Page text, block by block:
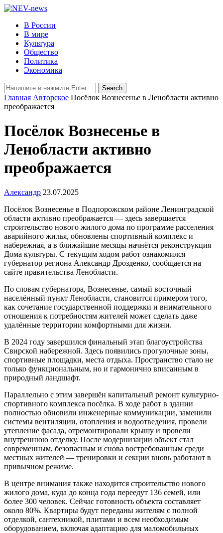
В России
В мире
Культура
Общество
Политика
Экономика
Главная Авторское Посёлок Вознесенье в Ленобласти активно
преображается
Посёлок Вознесенье в
Ленобласти активно
преображается
Александр 23.07.2025
Посёлок Вознесенье в Подпорожском районе Ленинградской
области активно преображается — здесь завершается
строительство нового жилого дома по программе расселения
аварийного жилья, обновлены спортивный комплекс и
набережная, а в ближайшие месяцы начнётся реконструкция
Дома культуры. С текущим ходом работ ознакомился
губернатор региона Александр Дрозденко, сообщается на
сайте правительства Ленобласти.
По словам губернатора, Вознесенье, самый восточный
населённый пункт Ленобласти, становится примером того,
как сочетание государственной поддержки и внимательного
отношения к потребностям жителей может сделать даже
удалённые территории комфортными для жизни.
В 2024 году завершился финальный этап благоустройства
Свирской набережной. Здесь появились прогулочные зоны,
спортивные площадки, места отдыха. Пространство стало не
только функциональным, но и гармонично вписанным в
природный ландшафт.
Параллельно с этим завершён капитальный ремонт культурно-
спортивного комплекса посёлка. В ходе работ в здании
полностью обновили инженерные коммуникации, заменили
системы вентиляции, отопления и водоотведения, провели
утепление фасада, отремонтировали крышу и провели
внутреннюю отделку. После модернизации объект стал
современным, безопасным и снова востребованным среди
местных жителей — тренировки и секции вновь работают в
привычном режиме.
В центре внимания также находится строительство нового
жилого дома, куда до конца года переедут 136 семей, или
более 300 человек. Сейчас готовность объекта составляет
около 80%. Квартиры будут переданы жителям с полной
отделкой, сантехникой, плитами и всем необходимым
оборудованием, включая адаптацию для маломобильных